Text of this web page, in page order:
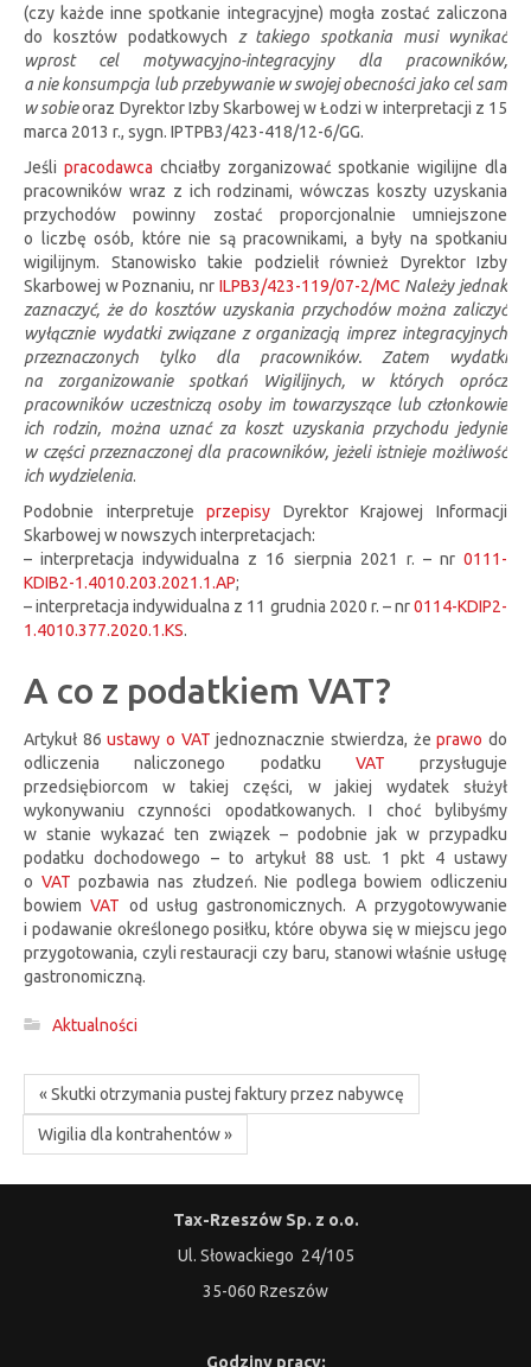
(czy każde inne spotkanie integracyjne) mogła zostać zaliczona
do kosztów podatkowych z takiego spotkania musi wynikać
wprost cel motywacyjno-integracyjny dla pracowników,
a nie konsumpcja lub przebywanie w swojej obecności jako cel sam
w sobieoraz Dyrektor Izby Skarbowej w Łodzi w interpretacji z 15
marca 2013 r., sygn. IPTPB3/423-418/12-6/GG.
Jeśli pracodawca chciałby zorganizować spotkanie wigilijne dla
pracowników wraz z ich rodzinami, wówczas koszty uzyskania
przychodów powinny zostać proporcjonalnie umniejszone
o liczbę osób, które nie są pracownikami, a były na spotkaniu
wigilijnym. Stanowisko takie podzielił również Dyrektor Izby
Skarbowej w Poznaniu, nr ILPB3/423-119/07-2/MC Należy jednak
zaznaczyć, że do kosztów uzyskania przychodów można zaliczyć
wyłącznie wydatki związane z organizacją imprez integracyjnych
przeznaczonych tylko dla pracowników. Zatem wydatki
na zorganizowanie spotkań Wigilijnych, w których oprócz
pracowników uczestniczą osoby im towarzyszące lub członkowie
ich rodzin, można uznać za koszt uzyskania przychodu jedynie
w części przeznaczonej dla pracowników, jeżeli istnieje możliwość
ich wydzielenia.
Podobnie interpretujeprzepisy Dyrektor Krajowej Informacji
Skarbowej w nowszych interpretacjach:
– interpretacja indywidualna z 16 sierpnia 2021 r. – nr 0111-
KDIB2-1.4010.203.2021.1.AP;
– interpretacja indywidualna z 11 grudnia 2020 r. – nr0114-KDIP2-
1.4010.377.2020.1.KS.
A co z podatkiem VAT?
Artykuł 86ustawy o VAT jednoznacznie stwierdza, żeprawo do
odliczenia naliczonego podatku VAT przysługuje
przedsiębiorcom w takiej części, w jakiej wydatek służył
wykonywaniu czynności opodatkowanych. I choć bylibyśmy
w stanie wykazać ten związek – podobnie jak w przypadku
podatku dochodowego – to artykuł 88 ust. 1 pkt 4 ustawy
o VAT pozbawia nas złudzeń. Nie podlega bowiem odliczeniu
bowiemVAT od usług gastronomicznych. A przygotowywanie
i podawanie określonego posiłku, które obywa się w miejscu jego
przygotowania, czyli restauracji czy baru, stanowi właśnie usługę
gastronomiczną.
Aktualności
« Skutki otrzymania pustej faktury przez nabywcę
Wigilia dla kontrahentów »
Tax-Rzeszów Sp. z o.o.
Ul. Słowackiego 24/105
35-060 Rzeszów
Godziny pracy: